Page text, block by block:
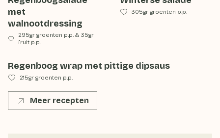
met
walnootdressing
295gr groenten p.p. &35gr
fruit p.p.
305gr groenten p.p.
Regenboog wrap met pittige dipsaus
215gr groenten p.p.
Meer recepten